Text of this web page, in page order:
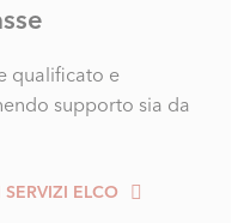
qualificato e
supporto sia da
ELCO